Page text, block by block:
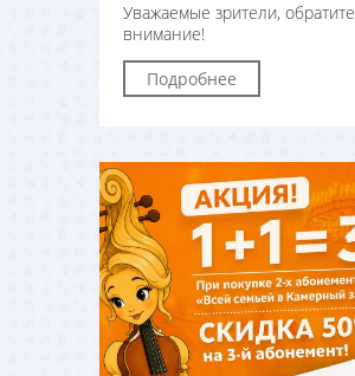
Уважаемые зрители, обратите
внимание!
Подробнее